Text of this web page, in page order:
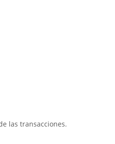
las transacciones.